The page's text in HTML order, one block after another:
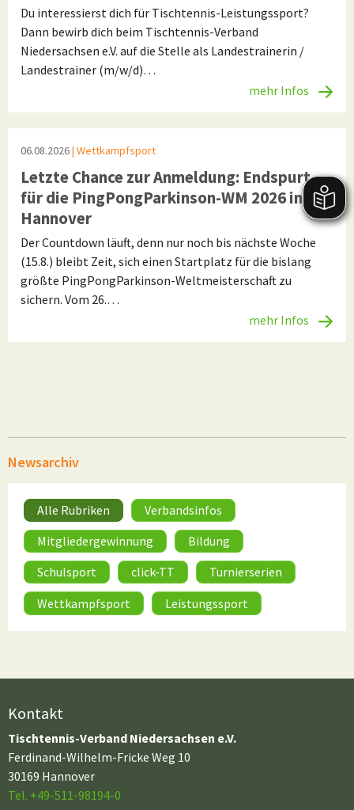
Du interessierst dich für Tischtennis-Leistungssport?
Dann bewirb dich beim Tischtennis-Verband
Niedersachsen e.V. auf die Stelle als Landestrainerin /
Landestrainer (m/w/d)…
mehr Infos
06.08.2026| Wettkampfsport
Letzte Chance zur Anmeldung: Endspurt
für die PingPongParkinson-WM 2026 in
Hannover
Der Countdown läuft, denn nur noch bis nächste Woche
(15.8.) bleibt Zeit, sich einen Startplatz für die bislang
größte PingPongParkinson-Weltmeisterschaft zu
sichern. Vom 26.…
mehr Infos
Newsarchiv
Alle Rubriken
Verbandsinfos
Mitgliedergewinnung
Bildung
Schulsport
click-TT
Turnierserien
Wettkampfsport
Leistungssport
Kontakt
Tischtennis-Verband Niedersachsen e.V.
Ferdinand-Wilhelm-Fricke Weg 10
30169 Hannover
Tel. +49-511-98194-0